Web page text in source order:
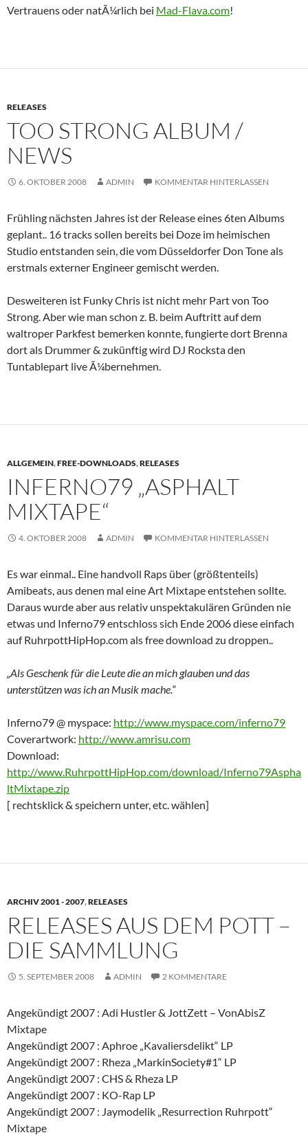
Vertrauens oder natÃ¼rlich bei Mad-Flava.com!
RELEASES
TOO STRONG ALBUM /
NEWS
6. OKTOBER 2008 ADMIN KOMMENTAR HINTERLASSEN
Frühling nächsten Jahres ist der Release eines 6ten Albums
geplant.. 16 tracks sollen bereits bei Doze im heimischen
Studio entstanden sein, die vom Düsseldorfer Don Tone als
erstmals externer Engineer gemischt werden.
Desweiteren ist Funky Chris ist nicht mehr Part von Too
Strong. Aber wie man schon z. B. beim Auftritt auf dem
waltroper Parkfest bemerken konnte, fungierte dort Brenna
dort als Drummer & zukünftig wird DJ Rocksta den
Tuntablepart live Ã¼bernehmen.
ALLGEMEIN,FREE-DOWNLOADS,RELEASES
INFERNO79 „ASPHALT
MIXTAPE“
4. OKTOBER 2008 ADMIN KOMMENTAR HINTERLASSEN
Es war einmal.. Eine handvoll Raps über (größtenteils)
Amibeats, aus denen mal eine Art Mixtape entstehen sollte.
Daraus wurde aber aus relativ unspektakulären Gründen nie
etwas und Inferno79 entschloss sich Ende 2006 diese einfach
auf RuhrpottHipHop.com als free download zu droppen..
„Als Geschenk für die Leute die an mich glauben und das
unterstützen was ich an Musik mache.“
Inferno79 @ myspace: http://www.myspace.com/inferno79
Coverartwork: http://www.amrisu.com
Download:
http://www.RuhrpottHipHop.com/download/Inferno79Aspha
ltMixtape.zip
[ rechtsklick & speichern unter, etc. wählen]
ARCHIV 2001 - 2007,RELEASES
RELEASES AUS DEM POTT –
DIE SAMMLUNG
5. SEPTEMBER 2008 ADMIN 2 KOMMENTARE
Angekündigt 2007 : Adi Hustler & JottZett – VonAbisZ
Mixtape
Angekündigt 2007 : Aphroe „Kavaliersdelikt“ LP
Angekündigt 2007 : Rheza „MarkinSociety#1“ LP
Angekündigt 2007 : CHS & Rheza LP
Angekündigt 2007 : KO-Rap LP
Angekündigt 2007 : Jaymodelik „Resurrection Ruhrpott“
Mixtape